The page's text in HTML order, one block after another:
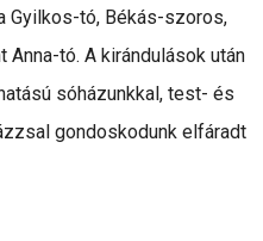
Gyilkos-tó, Békás-szoros,
tó. A kirándulások után
sóházunkkal, test- és
gondoskodunk elfáradt